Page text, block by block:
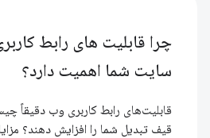
چرا قابلیت های رابط
سایت شما اهمیت دارد؟
قابلیت‌های رابط کاربری وب دقیقاً
قیف تبدیل شما را افزایش دهند؟